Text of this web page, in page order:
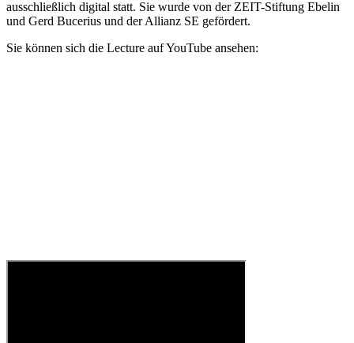
ausschließlich digital statt. Sie wurde von der ZEIT-Stiftung Ebelin
und Gerd Bucerius und der Allianz SE gefördert.
Sie können sich die Lecture auf YouTube ansehen: